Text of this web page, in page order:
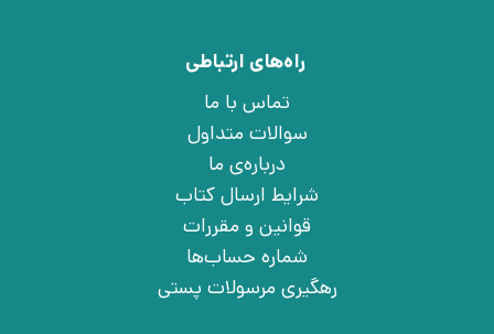
راه‌های ارتباطی
تماس با ما
سوالات متداول
درباره‌ی ما
شرایط ارسال کتاب
قوانین و مقررات
شماره حساب‌ها
رهگیری مرسولات پستی